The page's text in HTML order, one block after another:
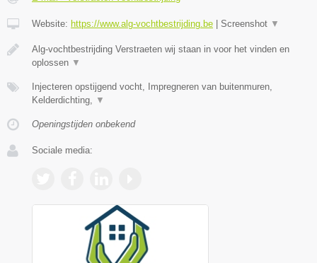
Website: https://www.alg-vochtbestrijding.be Screenshot ▼
Alg-vochtbestrijding Verstraeten wij staan in voor het vinden en
oplossen ▼
Injecteren opstijgend vocht, Impregneren van buitenmuren,
Kelderdichting, ▼
Openingstijden onbekend
Sociale media: